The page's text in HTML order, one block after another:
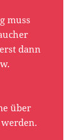
muss
dann
über